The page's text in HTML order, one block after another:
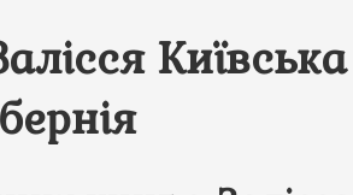
Київська